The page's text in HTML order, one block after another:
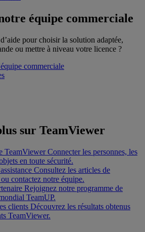
équipe commerciale
pour choisir la solution adaptée,
ou mettre à niveau votre licence ?
commerciale
sur TeamViewer
TeamViewer Connecter les personnes, les
en toute sécurité.
Consultez les articles de
ou contactez notre équipe.
Rejoignez notre programme de
TeamUP.
clients Découvrez les résultats obtenus
TeamViewer.